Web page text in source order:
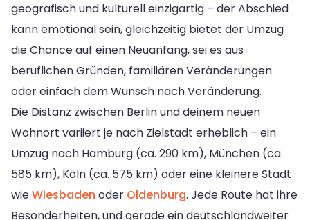
geografisch und kulturell einzigartig – der Abschied
kann emotional sein, gleichzeitig bietet der Umzug
die Chance auf einen Neuanfang, sei es aus
beruflichen Gründen, familiären Veränderungen
oder einfach dem Wunsch nach Veränderung.
Die Distanz zwischen Berlin und deinem neuen
Wohnort variiert je nach Zielstadt erheblich – ein
Umzug nach Hamburg (ca. 290 km), München (ca.
585 km), Köln (ca. 575 km) oder eine kleinere Stadt
wieWiesbaden oder Oldenburg. Jede Route hat ihre
Besonderheiten, und gerade ein deutschlandweiter